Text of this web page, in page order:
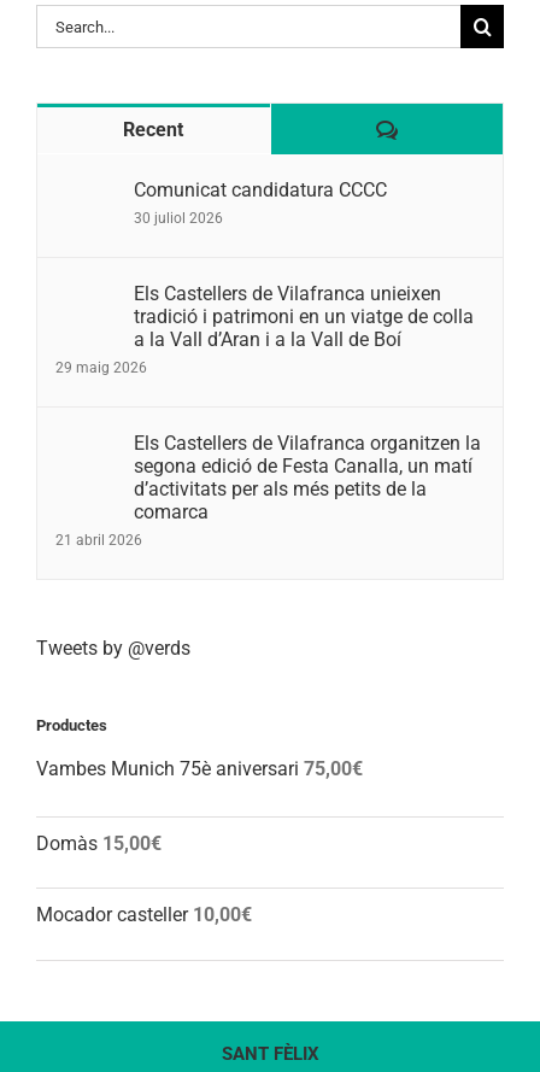
Search
for:
Recent Comentaris
Comunicat candidatura CCCC
30 juliol 2026
Els Castellers de Vilafranca unieixen
tradició i patrimoni en un viatge de colla
a la Vall d’Aran i a la Vall de Boí
29 maig 2026
Els Castellers de Vilafranca organitzen la
segona edició de Festa Canalla, un matí
d’activitats per als més petits de la
comarca
21 abril 2026
Tweets by @verds
Productes
Vambes Munich 75è aniversari 75,00€
Domàs 15,00€
Mocador casteller 10,00€
SANT FÈLIX